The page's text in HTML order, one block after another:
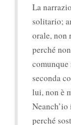
La
solitario;
orale, non
perché
comunque
seconda
lui, non è
perché